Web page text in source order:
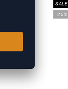
SALE
-25%